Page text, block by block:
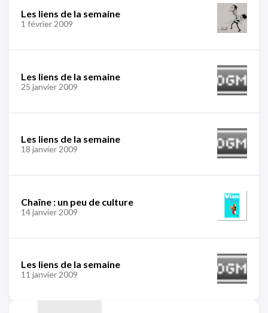
Les liens de la semaine
1 février 2009
Les liens de la semaine
25 janvier 2009
Les liens de la semaine
18 janvier 2009
Chaîne : un peu de culture
14 janvier 2009
Les liens de la semaine
11 janvier 2009